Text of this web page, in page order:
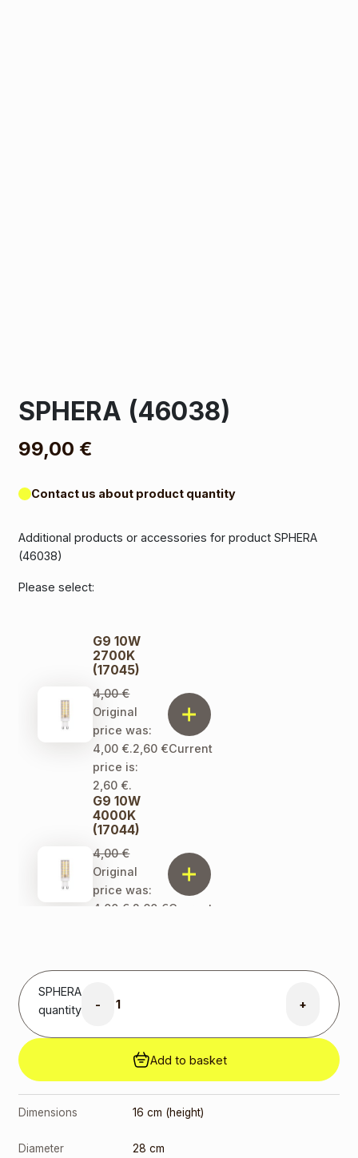
SPHERA (46038)
99,00 €
Contact us about product quantity
Additional products or accessories for product SPHERA
(46038)
Please select:
G9 10W
2700K
(17045)
4,00€
Original
price was:
4,00 €.2,60 €Current
price is:
2,60 €.
G9 10W
4000K
(17044)
4,00€
Original
price was:
4,00 €. 2,60 €Current
2700K
2,00
price was:
1,30€Current
G9 5W
(17026)
SPHERA
quantity
- +
Add to basket
Dimensions 16 cm (height)
Diameter 28 cm